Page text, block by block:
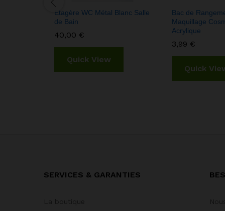
Etagère WC Métal Blanc Salle
de Bain
40,00 €
Quick View
Bac de
Maquillage
Acrylique
3,99 €
Quick
SERVICES & GARANTIES